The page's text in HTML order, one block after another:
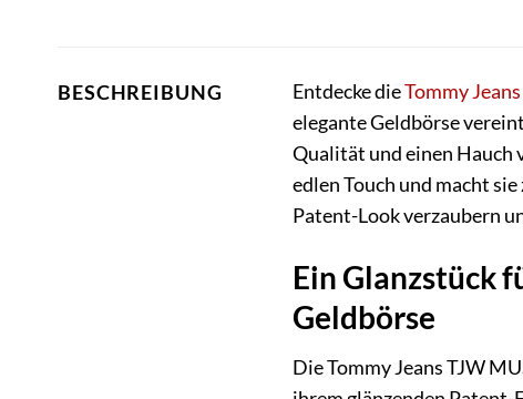
BESCHREIBUNG Entdecke dieTommy Jeans
elegante Geldbörse
Qualität und einen Hauch
edlen Touch und macht
Patent-Look verzaubern
Ein Glanzstück
Geldbörse
Die Tommy Jeans TJW